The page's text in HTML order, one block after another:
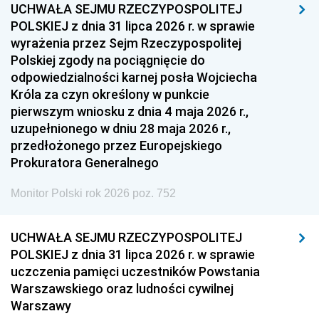
UCHWAŁA SEJMU RZECZYPOSPOLITEJ
POLSKIEJ z dnia 31 lipca 2026 r. w sprawie
wyrażenia przez Sejm Rzeczypospolitej
Polskiej zgody na pociągnięcie do
odpowiedzialności karnej posła Wojciecha
Króla za czyn określony w punkcie
pierwszym wniosku z dnia 4 maja 2026 r.,
uzupełnionego w dniu 28 maja 2026 r.,
przedłożonego przez Europejskiego
Prokuratora Generalnego
Monitor Polski rok 2026 poz. 752
UCHWAŁA SEJMU RZECZYPOSPOLITEJ
POLSKIEJ z dnia 31 lipca 2026 r. w sprawie
uczczenia pamięci uczestników Powstania
Warszawskiego oraz ludności cywilnej
Warszawy